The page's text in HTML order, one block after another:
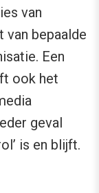
van
van bepaalde
Een
ook het
geval
is en blijft.